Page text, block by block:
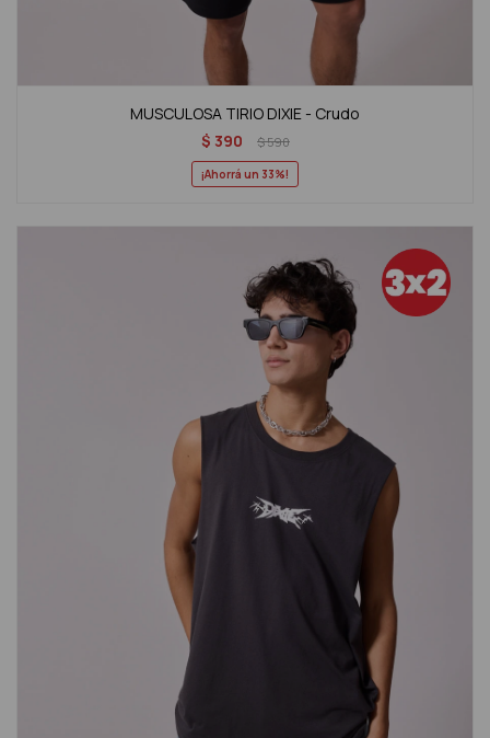
MUSCULOSA TIRIO DIXIE - Crudo
$ 390 $590
33